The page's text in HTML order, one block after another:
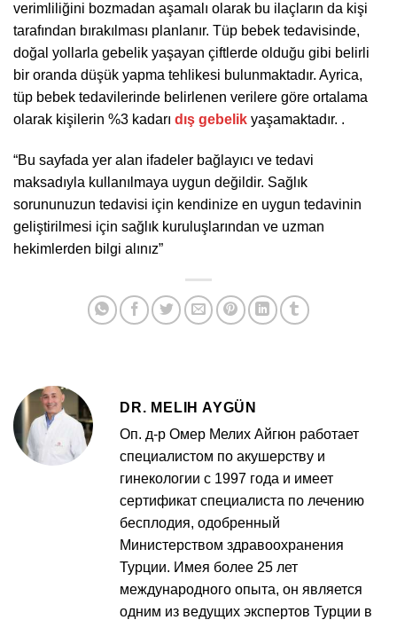
verimliliğini bozmadan aşamalı olarak bu ilaçların da kişi
tarafından bırakılması planlanır. Tüp bebek tedavisinde,
doğal yollarla gebelik yaşayan çiftlerde olduğu gibi belirli
bir oranda düşük yapma tehlikesi bulunmaktadır. Ayrica,
tüp bebek tedavilerinde belirlenen verilere göre ortalama
olarak kişilerin %3 kadarı dış gebelik yaşamaktadır. .
“Bu sayfada yer alan ifadeler bağlayıcı ve tedavi
maksadıyla kullanılmaya uygun değildir. Sağlık
sorununuzun tedavisi için kendinize en uygun tedavinin
geliştirilmesi için sağlık kuruluşlarından ve uzman
hekimlerden bilgi alınız”
DR. MELIH AYGÜN
Оп. д-р Омер Мелих Айгюн работает
специалистом по акушерству и
гинекологии с 1997 года и имеет
сертификат специалиста по лечению
бесплодия, одобренный
Министерством здравоохранения
Турции. Имея более 25 лет
международного опыта, он является
одним из ведущих экспертов Турции в